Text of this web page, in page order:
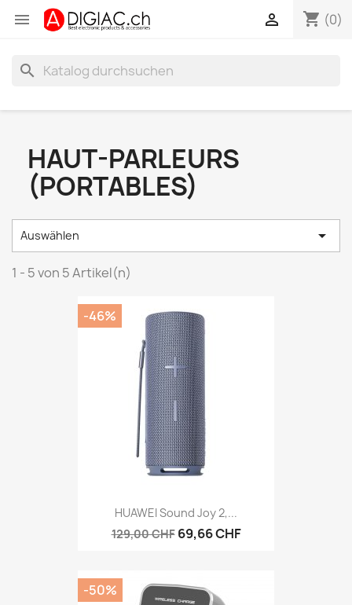
 shopping_cart (0)

search
HAUT-PARLEURS
(PORTABLES)
Auswählen 
1 - 5 von 5 Artikel(n)
HUAWEI Sound Joy 2,...
129,00 CHF 69,66 CHF
-46%
-50%